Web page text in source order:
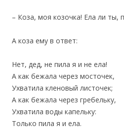
– Коза, моя козочка! Ела ли ты,
А коза ему в ответ:
Нет, дед, не пила я и не ела!
А как бежала через мосточек,
Ухватила кленовый листочек;
А как бежала через гребельку,
Ухватила воды капельку:
Только пила я и ела.